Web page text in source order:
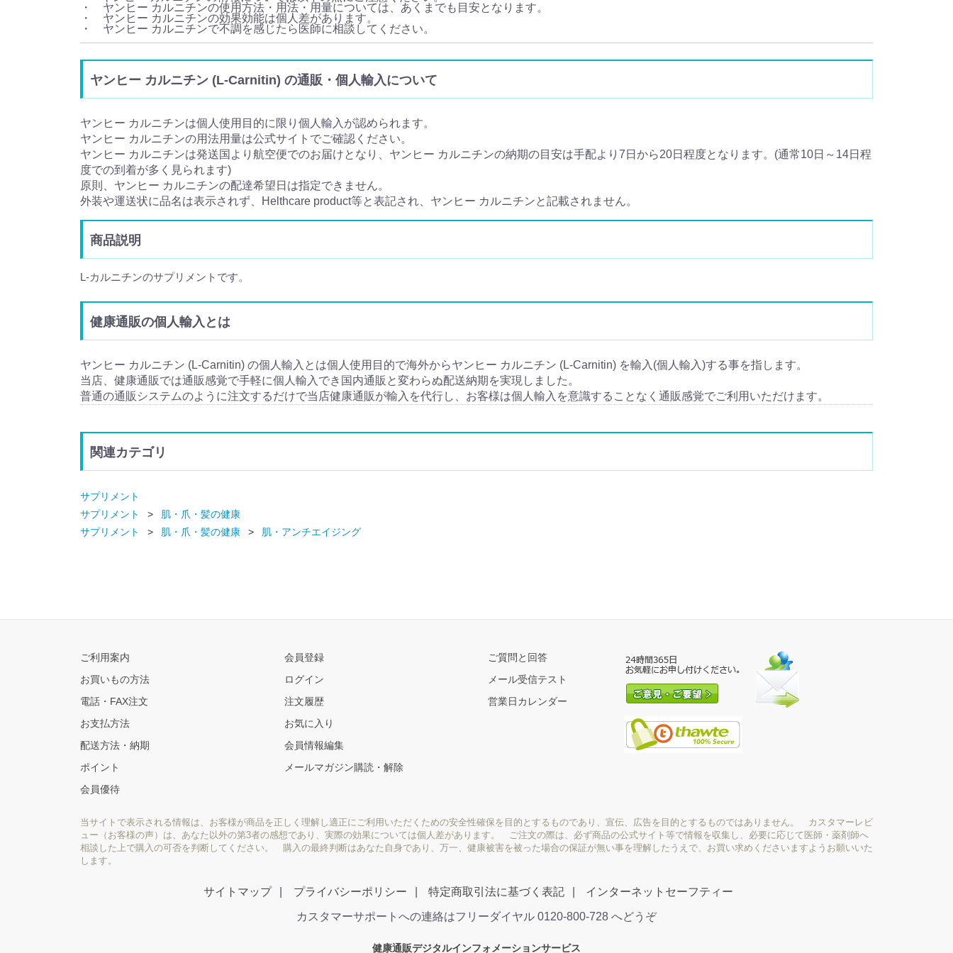
・ ヤンヒー カルニチンの使用方法・用法・用量については、あくまでも目安となります。
・ ヤンヒー カルニチンの効果効能は個人差があります。
・ ヤンヒー カルニチンで不調を感じたら医師に相談してください。
ヤンヒー カルニチン (L-Carnitin) の通販・個人輸入について
ヤンヒー カルニチンは個人使用目的に限り個人輸入が認められます。
ヤンヒー カルニチンの用法用量は公式サイトでご確認ください。
ヤンヒー カルニチンは発送国より航空便でのお届けとなり、ヤンヒー カルニチンの納期の目安は手配より7日から20日程度となります。(通常10日～14日程
度での到着が多く見られます)
原則、ヤンヒー カルニチンの配達希望日は指定できません。
外装や運送状に品名は表示されず、Helthcare product等と表記され、ヤンヒー カルニチンと記載されません。
商品説明
L-カルニチンのサプリメントです。
健康通販の個人輸入とは
ヤンヒー カルニチン (L-Carnitin) の個人輸入とは個人使用目的で海外からヤンヒー カルニチン (L-Carnitin) を輸入(個人輸入)する事を指します。
当店、健康通販では通販感覚で手軽に個人輸入でき国内通販と変わらぬ配送納期を実現しました。
普通の通販システムのように注文するだけで当店健康通販が輸入を代行し、お客様は個人輸入を意識することなく通販感覚でご利用いただけます。
関連カテゴリ
サプリメント
サプリメント
肌・爪・髪の健康
サプリメント
肌・爪・髪の健康 肌・アンチエイジング
ご利用案内
お買いもの方法
電話・FAX注文
お支払方法
配送方法・納期
ポイント
会員優待
会員登録
ログイン
注文履歴
お気に入り
会員情報編集
メールマガジン購読・解除
ご質問と回答
メール受信テスト
営業日カレンダー
当サイトで表示される情報は、お客様が商品を正しく理解し適正にご利用いただくための安全性確保を目的とするものであり、宣伝、広告を目的とするものではありません。 カスタマーレビ
ュー（お客様の声）は、あなた以外の第3者の感想であり、実際の効果については個人差があります。 ご注文の際は、必ず商品の公式サイト等で情報を収集し、必要に応じて医師・薬剤師へ
相談した上で購入の可否を判断してください。 購入の最終判断はあなた自身であり、万一、健康被害を被った場合の保証が無い事を理解したうえで、お買い求めくださいますようお願いいた
します。
サイトマップ プライバシーポリシー 特定商取引法に基づく表記 インターネットセーフティー
カスタマーサポートへの連絡はフリーダイヤル 0120-800-728 へどうぞ
健康通販デジタルインフォメーションサービス